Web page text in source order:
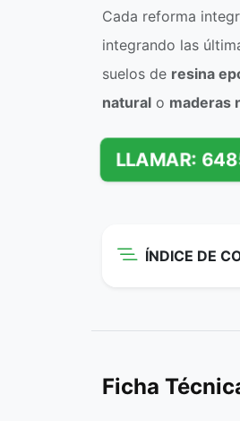
Cada reforma
integrando las
suelos de resina
natural o maderas
LLAMAR:
ÍNDICE DE
Ficha